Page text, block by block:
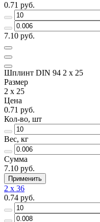
0.71 руб.
7.10 руб.
Шплинт DIN 94 2 x 25
Размер
2 x 25
Цена
0.71 руб.
Кол-во, шт
Вес, кг
Сумма
7.10 руб.
Применить
2 x 36
0.74 руб.